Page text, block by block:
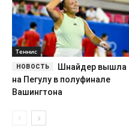
Теннис
Шнайдер вышла
на Пегулу в полуфинале
Вашингтона